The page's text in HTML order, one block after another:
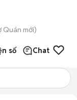
Quán mới)
số Chat